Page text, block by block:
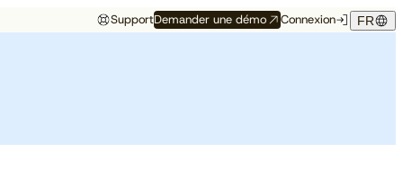
SupportDemander une démo Connexion FR
conférences, salons et